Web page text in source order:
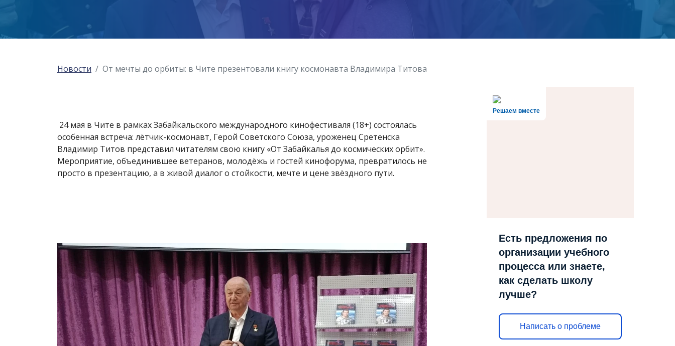
Новости От мечты до орбиты: в Чите презентовали книгу космонавта Владимира Титова
24 мая в Чите в рамках Забайкальского международного кинофестиваля (18+) состоялась
особенная встреча: лётчик-космонавт, Герой Советского Союза, уроженец Сретенска
Владимир Титов представил читателям свою книгу «От Забайкалья до космических орбит».
Мероприятие, объединившее ветеранов, молодёжь и гостей кинофорума, превратилось не
просто в презентацию, а в живой диалог о стойкости, мечте и цене звёздного пути.
Решаем вместе
Есть предложения по
организации учебного
процесса или знаете,
как сделать школу
лучше?
Написать о проблеме